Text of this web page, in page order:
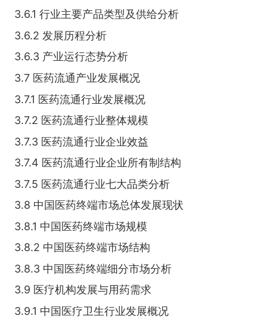
3.6.1 行业主要产品类型及供给分析
3.6.2 发展历程分析
3.6.3 产业运行态势分析
3.7 医药流通产业发展概况
3.7.1 医药流通行业发展概况
3.7.2 医药流通行业整体规模
3.7.3 医药流通行业企业效益
3.7.4 医药流通行业企业所有制结构
3.7.5 医药流通行业七大品类分析
3.8 中国医药终端市场总体发展现状
3.8.1 中国医药终端市场规模
3.8.2 中国医药终端市场结构
3.8.3 中国医药终端细分市场分析
3.9 医疗机构发展与用药需求
3.9.1 中国医疗卫生行业发展概况